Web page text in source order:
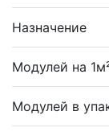
Назначение
Модулей на
Модулей в